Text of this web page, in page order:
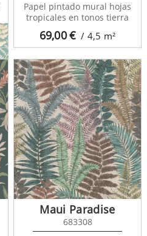
69,00€ / 4,5 m²
Papel pintado mural hojas
tropicales en tonos tierra
Maui Paradise
683308